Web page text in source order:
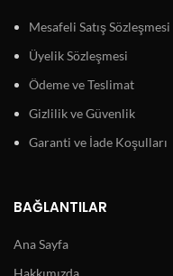
Mesafeli Satış Sözleşmesi
Üyelik Sözleşmesi
Ödeme ve Teslimat
Gizlilik ve Güvenlik
Garanti ve İade Koşulları
BAĞLANTILAR
Ana Sayfa
Hakkımızda